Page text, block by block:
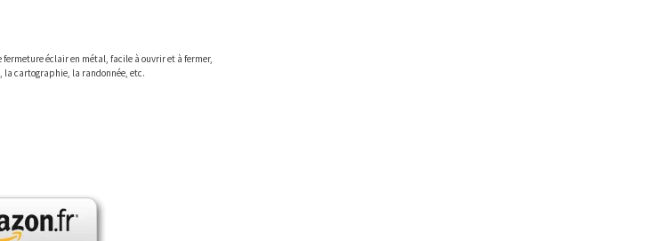
éclair en métal, facile à ouvrir et à fermer,
cartographie, la randonnée, etc.